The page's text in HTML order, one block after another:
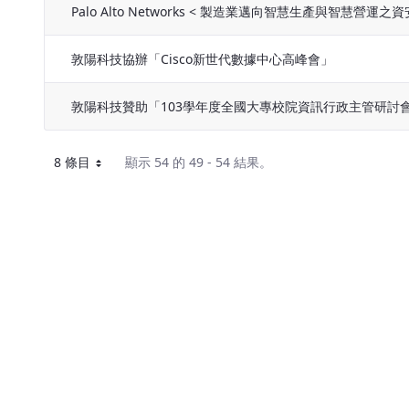
Palo Alto Networks < 製造業邁向智慧生產與智慧營運之資
敦陽科技協辦「Cisco新世代數據中心高峰會」
敦陽科技贊助「103學年度全國大專校院資訊行政主管研討會
8 條目每頁 顯示 54 的 49 - 54 結果。